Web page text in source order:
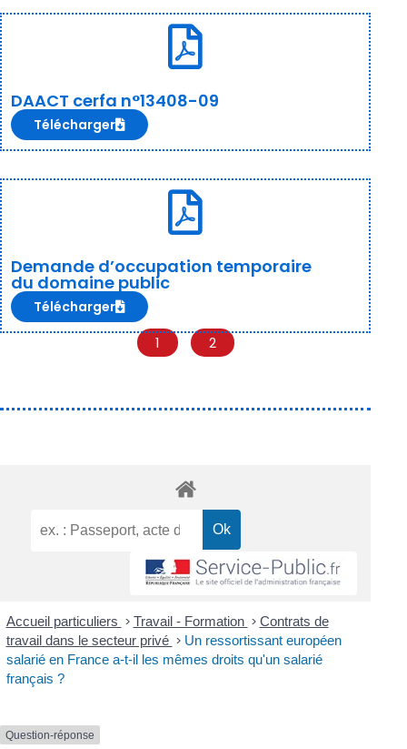
DAACT cerfa n°13408-09
Télécharger
Demande d’occupation temporaire
du domaine public
Télécharger
1 2
Accueil particuliers > Travail - Formation > Contrats de
travail dans le secteur privé > Un ressortissant européen
salarié en France a-t-il les mêmes droits qu'un salarié
français ?
Question-réponse